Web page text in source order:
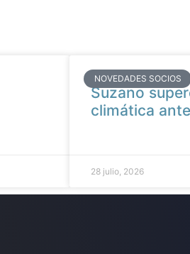
NOVEDADES SOCIOS
Suzano
climática
28 julio, 2026